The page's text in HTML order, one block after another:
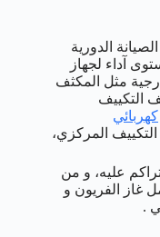
الدورية
آداء لجهاز
مثل المكثف
التكييف
كهربائي
المركزي،
عليه، و من
غاز الفريون و
.